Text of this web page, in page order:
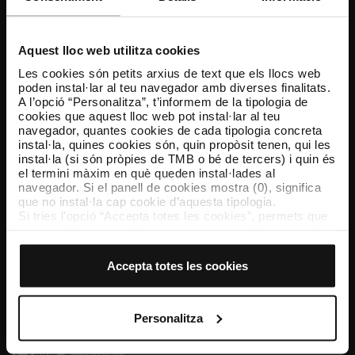
Aquest lloc web utilitza cookies
Les cookies són petits arxius de text que els llocs web
poden instal·lar al teu navegador amb diverses finalitats.
A l’opció “Personalitza”, t’informem de la tipologia de
cookies que aquest lloc web pot instal·lar al teu
navegador, quantes cookies de cada tipologia concreta
instal·la, quines cookies són, quin propòsit tenen, qui les
instal·la (si són pròpies de TMB o bé de tercers) i quin és
el termini màxim en què queden instal·lades al
navegador. Si el panell de cookies mostra (0), significa
que no instal·la cap cookie d’aquesta tipologia.
Si tries l’opció “Accepta totes les cookies”, permets que
El selector que es troba a la dreta de cada tipologia de
cookies d’aquella classe.
Un cop hagis marcat les teves preferències, has de fer
clic sobre “Selecciona i configura”. Així, s’instal·laran
només les cookies de la tipologia que hagis seleccionat
personalització, perquè permeten recordar les teves
Accepta totes les cookies
Personalitza
Resol els teus dubtes
Segueix-nos
TMB a les xarxes socials
TMB App
Descarrega’t TMB App i compra els teus bitllets
App Store Google Play